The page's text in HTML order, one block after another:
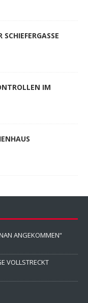
IM
ANGEKOMMEN“
VOLLSTRECKT